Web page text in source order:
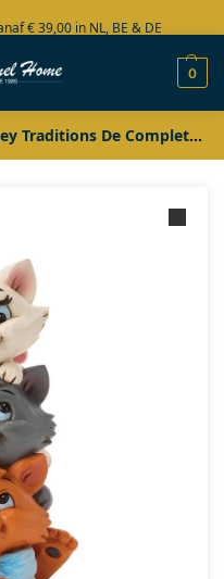
€ 39,00 in NL, BE & DE
0
Traditions De Complete Collectie